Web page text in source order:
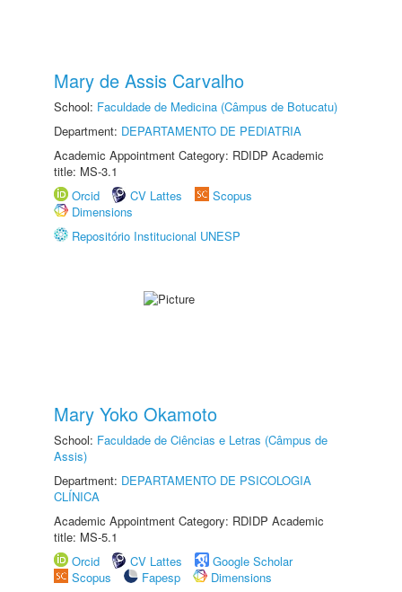
Mary de Assis Carvalho
School: Faculdade de Medicina (Câmpus de Botucatu)
Department: DEPARTAMENTO DE PEDIATRIA
Academic Appointment Category: RDIDP Academic
title: MS-3.1
Orcid
CV Lattes
Scopus
Dimensions
Repositório Institucional UNESP
Mary Yoko Okamoto
School: Faculdade de Ciências e Letras (Câmpus de
Assis)
Department: DEPARTAMENTO DE PSICOLOGIA
CLÍNICA
Academic Appointment Category: RDIDP Academic
title: MS-5.1
Orcid
CV Lattes
Google Scholar
Scopus
Fapesp
Dimensions